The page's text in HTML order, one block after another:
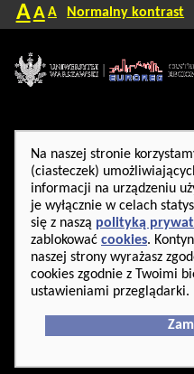
AA A Normalny kontrast
Na naszej stronie
(ciasteczek)
informacji na urządzeniu
je wyłącznie w celach
się z naszą polityką
zablokować cookies.
naszej strony wyrażasz
cookies zgodnie z Twoimi
ustawieniami przeglądarki.